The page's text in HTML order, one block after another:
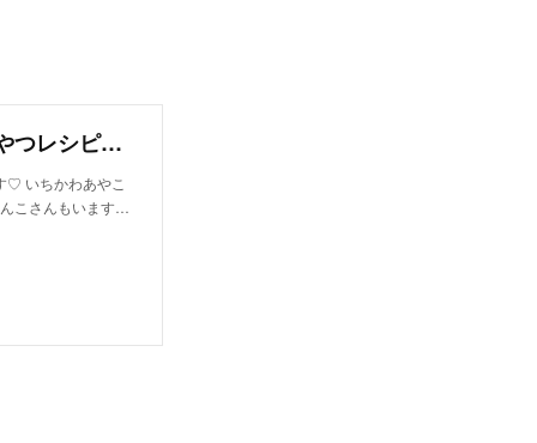
飲むお肉♪かぶと豚肉のシェイク（手作り犬おやつレシピ）｜いちかわあやこ（犬ごはん先生）｜note
♡ いちかわあやこ
こさんもいます…